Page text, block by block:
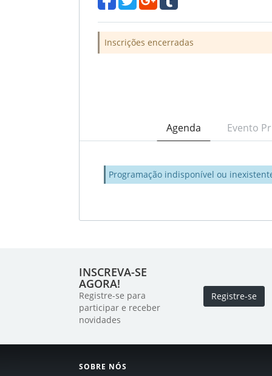
Inscrições encerradas
Agenda Evento
Programação indisponível ou
INSCREVA-SE
AGORA!
Registre-se para
participar e receber
novidades
Registre-se
SOBRE NÓS